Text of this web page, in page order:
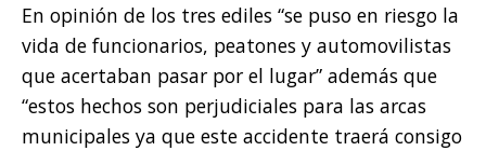
En opinión de los tres ediles “se puso en riesgo la
vida de funcionarios, peatones y automovilistas
que acertaban pasar por el lugar” además que
“estos hechos son perjudiciales para las arcas
municipales ya que este accidente traerá consigo